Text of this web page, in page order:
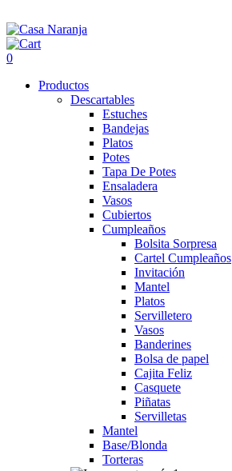
0
Productos
Descartables
Estuches
Bandejas
Platos
Potes
Tapa De Potes
Ensaladera
Vasos
Cubiertos
Cumpleaños
Bolsita Sorpresa
Cartel Cumpleaños
Invitación
Mantel
Platos
Servilletero
Vasos
Banderines
Bolsa de papel
Cajita Feliz
Casquete
Piñatas
Servilletas
Mantel
Base/Blonda
Torteras